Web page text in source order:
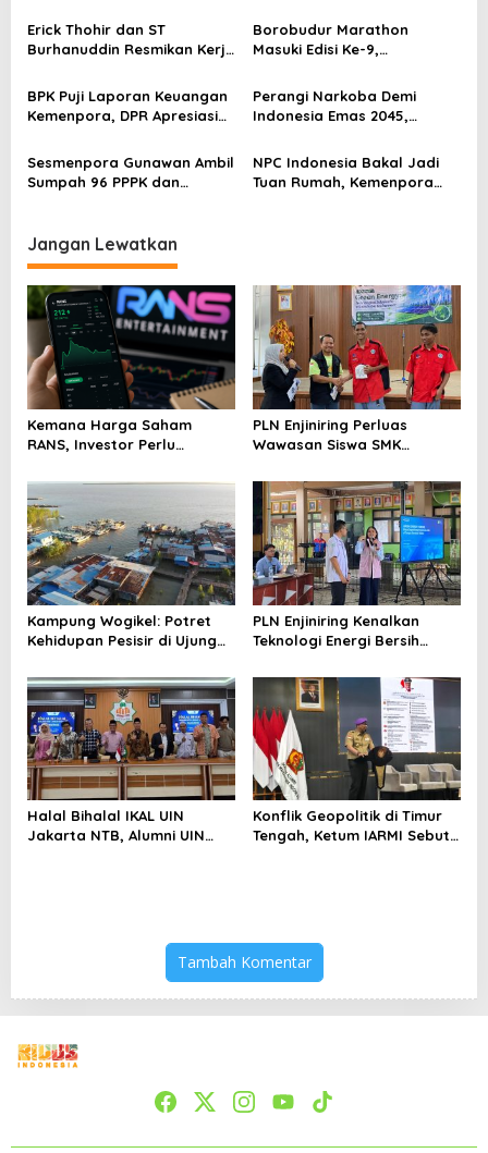
o
2025 untuk Ekonomi
Nasional
Erick Thohir dan ST
Burhanuddin Resmikan Kerja
Program Pemuda dan
Olahraga
Borobudur Marathon
Masuki Edisi Ke-9,
Kolaborasi
BPK Puji Laporan Keuangan
Kemenpora, DPR Apresiasi
Perangi Narkoba Demi
Indonesia Emas 2045,
Sesmenpora Gunawan Ambil
Sumpah 96 PPPK dan
NPC Indonesia Bakal Jadi
Tuan Rumah, Kemenpora
Jangan Lewatkan
Kemana Harga Saham
RANS, Investor Perlu
Menghindari Spekulasi
Berlebihan
PLN Enjiniring Perluas
Wawasan Siswa SMK
Perubahan Iklim
Kampung Wogikel: Potret
Kehidupan Pesisir di Ujung
Bertahan di Tengah
Keterbatasan
PLN Enjiniring Kenalkan
Teknologi Energi Bersih
Halal Bihalal IKAL UIN
Jakarta NTB, Alumni UIN
Konflik Geopolitik di Timur
Tengah, Ketum IARMI Sebut
Tambah Komentar